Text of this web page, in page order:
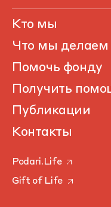
Кто мы
Что мы делаем
Помочь фонду
Получить
Публикации
Контакты
Podari.Life
Gift of Life